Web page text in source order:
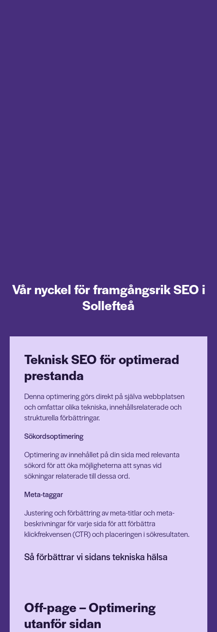
Vår nyckel för framgångsrik SEO i
Sollefteå
Teknisk SEO för optimerad
prestanda
Denna optimering görs direkt på själva webbplatsen
och omfattar olika tekniska, innehållsrelaterade och
strukturella förbättringar.
Sökordsoptimering
Optimering av innehållet på din sida med relevanta
sökord för att öka möjligheterna att synas vid
sökningar relaterade till dessa ord.
Meta-taggar
Justering och förbättring av meta-titlar och meta-
beskrivningar för varje sida för att förbättra
klickfrekvensen (CTR) och placeringen i sökresultaten.
Så förbättrar vi sidans tekniska hälsa
Off-page – Optimering
utanför sidan